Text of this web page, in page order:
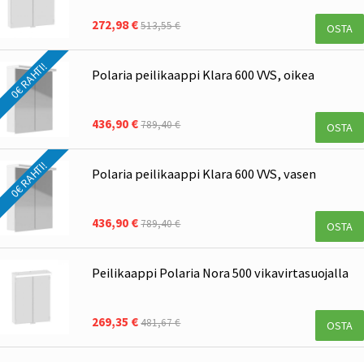
272,98 €513,55 € OSTA
0€ RAHTI! Polaria peilikaappi Klara 600 VVS, oikea
436,90 €789,40 € OSTA
0€ RAHTI! Polaria peilikaappi Klara 600 VVS, vasen
436,90 €789,40 € OSTA
Peilikaappi Polaria Nora 500 vikavirtasuojalla
269,35 €481,67 € OSTA